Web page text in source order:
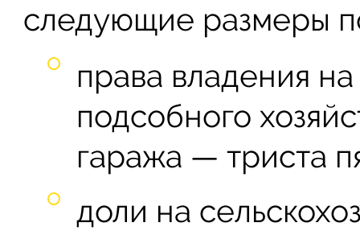
следующие размеры
права владения
подсобного
гаража — триста
доли на